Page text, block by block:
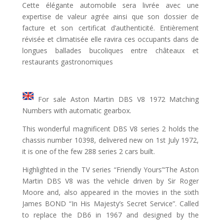
Cette élégante automobile sera livrée avec une
expertise de valeur agrée ainsi que son dossier de
facture et son certificat d’authenticité. Entièrement
révisée et climatisée elle ravira ces occupants dans de
longues ballades bucoliques entre châteaux et
restaurants gastronomiques
For sale Aston Martin DBS V8 1972 Matching
Numbers with automatic gearbox.
This wonderful magnificent DBS V8 series 2 holds the
chassis number 10398, delivered new on 1st July 1972,
it is one of the few 288 series 2 cars built.
Highlighted in the TV series “Friendly Yours”‘The Aston
Martin DBS V8 was the vehicle driven by Sir Roger
Moore and, also appeared in the movies in the sixth
James BOND “In His Majesty’s Secret Service”. Called
to replace the DB6 in 1967 and designed by the